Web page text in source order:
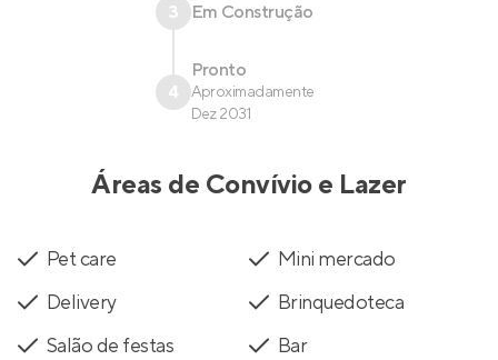
3 Em Construção
4
Pronto
Aproximadamente
Dez 2031
Áreas de Convívio e Lazer
Pet care
Mini mercado
Delivery
Brinquedoteca
Salão de festas
Bar